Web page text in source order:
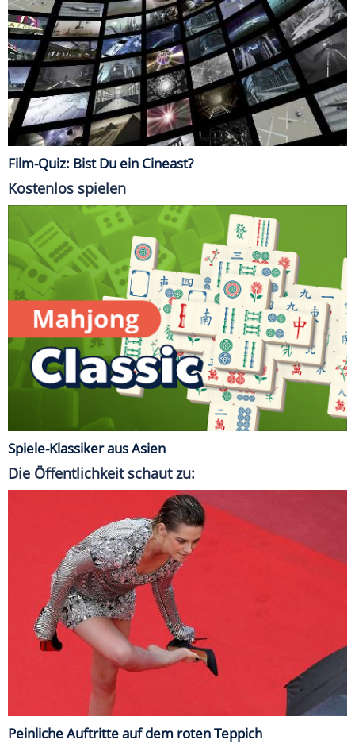
Film-Quiz: Bist Du ein Cineast?
Kostenlos spielen
Spiele-Klassiker aus Asien
Die Öffentlichkeit schaut zu:
Peinliche Auftritte auf dem roten Teppich